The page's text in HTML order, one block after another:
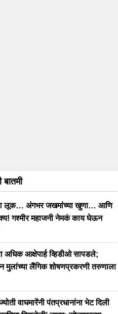
बातमी
लूक… अंगभर जखमांच्या खुणा… आणि
गश्मीर महाजनी नेमकं काय घेऊन
अधिक आक्षेपार्ह व्हिडीओ सापडले;
मुलांच्या लैंगिक शोषणप्रकरणी तरुणाला
वाघमारेंनी पंतप्रधानांना भेट दिली